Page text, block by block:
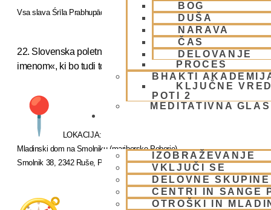
BOG
DUŠA
NARAVA
ČAS
DELOVANJE
PROCES
BHAKTI
KLJUČNE
POTI 2
MEDITATIVNA
IZOBRAŽEVANJE
VKLJUČI SE
DELOVNE SKUPINE
CENTRI IN SANGE
OTROŠKI IN
Vsa slava Śrīla Prabhupādi!
22. Slovenska poletna jatra vas vabi na »Duhovni umik s
imenom«, ki bo tudi tokrat potekal v idili pohorskih gozdov.
LOKACIJA:
Mladinski dom na Smolniku (mariborskoPohorje)
Smolnik 38, 2342 Ruše, Pohorje